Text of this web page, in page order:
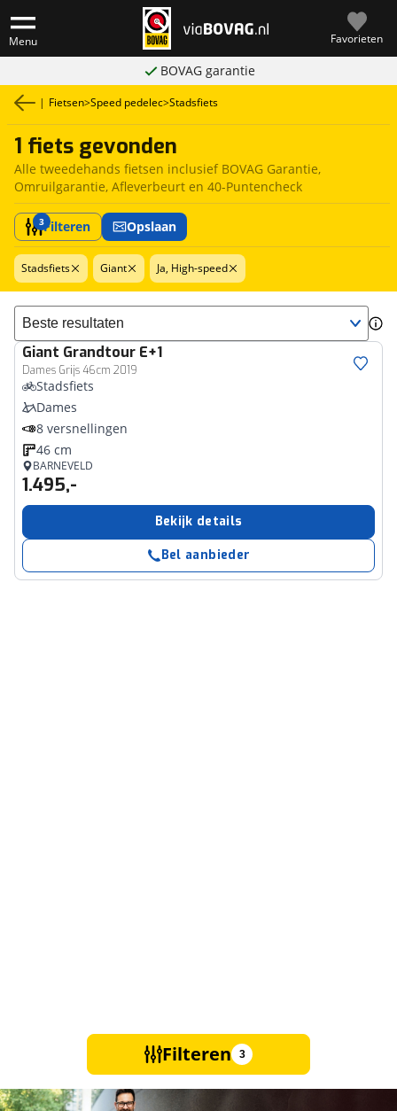
Menu Favorieten
BOVAG garantie
| Fietsen>Speed pedelec>Stadsfiets
1 fiets gevonden
Alle tweedehands fietsen inclusief BOVAG Garantie,
Omruilgarantie, Afleverbeurt en 40-Puntencheck
3Filteren Opslaan
Stadsfiets Giant Ja, High-speed
Sorteer resultaten
Giant Grandtour E+1
Dames Grijs 46cm 2019
Stadsfiets
Dames
8 versnellingen
46 cm
BARNEVELD
1.495,-
Bekijk details
Bel aanbieder
Filteren 3